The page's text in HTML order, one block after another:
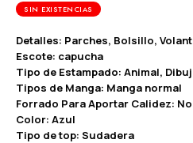
SIN EXISTENCIAS
Detalles: Parches, Bolsillo,
Escote: capucha
Tipo de Estampado: Animal,
Tipos de Manga: Manga normal
Forrado Para Aportar Calidez: No
Color: Azul
Tipo de top: Sudadera